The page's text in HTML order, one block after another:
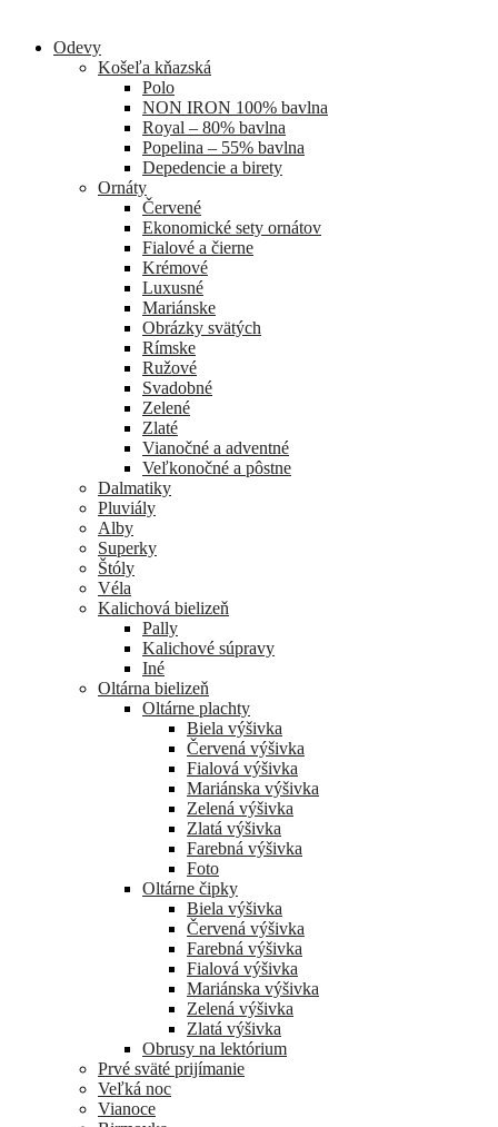
Odevy
Košeľa kňazská
Polo
NON IRON 100% bavlna
Royal – 80% bavlna
Popelina – 55% bavlna
Depedencie a birety
Ornáty
Červené
Ekonomické sety ornátov
Fialové a čierne
Krémové
Luxusné
Mariánske
Obrázky svätých
Rímske
Ružové
Svadobné
Zelené
Zlaté
Vianočné a adventné
Veľkonočné a pôstne
Dalmatiky
Pluviály
Alby
Superky
Štóly
Véla
Kalichová bielizeň
Pally
Kalichové súpravy
Iné
Oltárna bielizeň
Oltárne plachty
Biela výšivka
Červená výšivka
Fialová výšivka
Mariánska výšivka
Zelená výšivka
Zlatá výšivka
Farebná výšivka
Foto
Oltárne čipky
Biela výšivka
Červená výšivka
Farebná výšivka
Fialová výšivka
Mariánska výšivka
Zelená výšivka
Zlatá výšivka
Obrusy na lektórium
Prvé sväté prijímanie
Veľká noc
Vianoce